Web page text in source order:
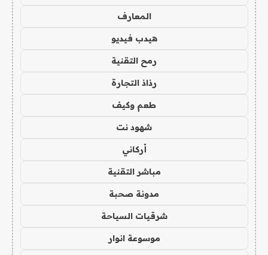
المعارف
هيدب فيديو
رمح التقنية
رذاذ التجارة
طعم وكيف
شهود نت
أركاني
مباشر التقنية
مدونة صحبة
شرقيات السياحة
موسوعة انوار